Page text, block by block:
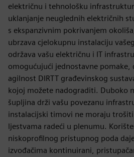
električnu i tehnološku
uklanjanje neuglednih električnih
s ekspanzivnim pokrivanjem
ubrzava cjelokupnu instalaciju
održava vašu električnu i IT
omogućujući jednostavne pomake,
agilnost DIRTT građevinskog
kojoj možete nadograditi. Duboko
šupljina drži vašu povezanu
instalacijski timovi ne moraju
ljestvama radeći u plenumu.
niskoprofilnog pristupnog poda
izvođačima kontinuirani,